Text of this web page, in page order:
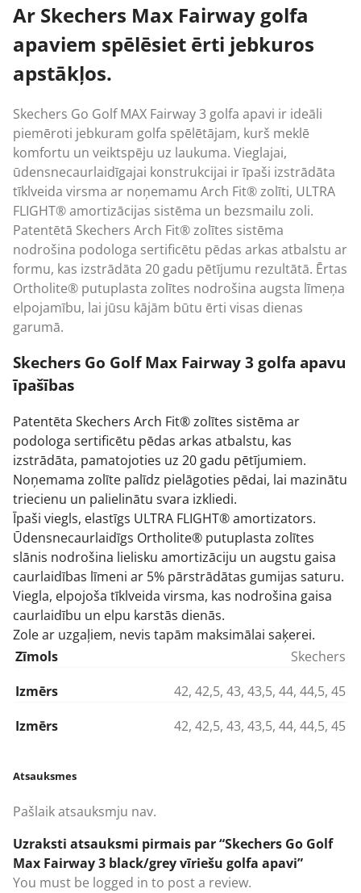
Ar Skechers Max Fairway golfa
apaviem spēlēsiet ērti jebkuros
apstākļos.
Skechers Go Golf MAX Fairway 3 golfa apavi ir ideāli
piemēroti jebkuram golfa spēlētājam, kurš meklē
komfortu un veiktspēju uz laukuma. Vieglajai,
ūdensnecaurlaidīgajai konstrukcijai ir īpaši izstrādāta
tīklveida virsma ar noņemamu Arch Fit® zolīti, ULTRA
FLIGHT® amortizācijas sistēma un bezsmailu zoli.
Patentētā Skechers Arch Fit® zolītes sistēma
nodrošina podologa sertificētu pēdas arkas atbalstu ar
formu, kas izstrādāta 20 gadu pētījumu rezultātā. Ērtas
Ortholite® putuplasta zolītes nodrošina augsta līmeņa
elpojamību, lai jūsu kājām būtu ērti visas dienas
garumā.
Skechers Go Golf Max Fairway 3 golfa apavu
īpašības
Patentēta Skechers Arch Fit® zolītes sistēma ar
podologa sertificētu pēdas arkas atbalstu, kas
izstrādāta, pamatojoties uz 20 gadu pētījumiem.
Noņemama zolīte palīdz pielāgoties pēdai, lai mazinātu
triecienu un palielinātu svara izkliedi.
Īpaši viegls, elastīgs ULTRA FLIGHT® amortizators.
Ūdensnecaurlaidīgs Ortholite® putuplasta zolītes
slānis nodrošina lielisku amortizāciju un augstu gaisa
caurlaidības līmeni ar 5% pārstrādātas gumijas saturu.
Viegla, elpojoša tīklveida virsma, kas nodrošina gaisa
caurlaidību un elpu karstās dienās.
Zole ar uzgaļiem, nevis tapām maksimālai saķerei.
Zīmols
Skechers
Izmērs
42, 42,5, 43, 43,5, 44, 44,5, 45
Izmērs
42, 42,5, 43, 43,5, 44, 44,5, 45
Atsauksmes
Pašlaik atsauksmju nav.
Uzraksti atsauksmi pirmais par “Skechers Go Golf
Max Fairway 3 black/grey vīriešu golfa apavi”
You must be logged in to post a review.